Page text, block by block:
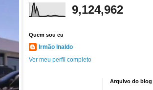
9,124,962
Quem sou eu
Irmão Inaldo
Ver meu perfil completo
Arquivo do blog